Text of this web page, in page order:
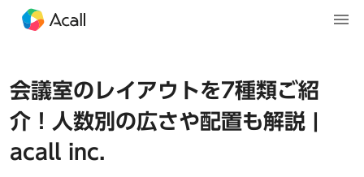
会議室のレイアウトを7種類ご紹
介！人数別の広さや配置も解説 |
acall inc.